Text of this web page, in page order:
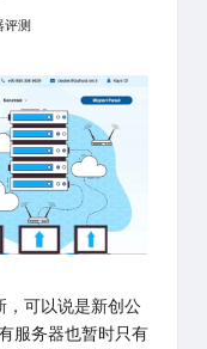
评测
，可以说是新创公
服务器也暂时只有